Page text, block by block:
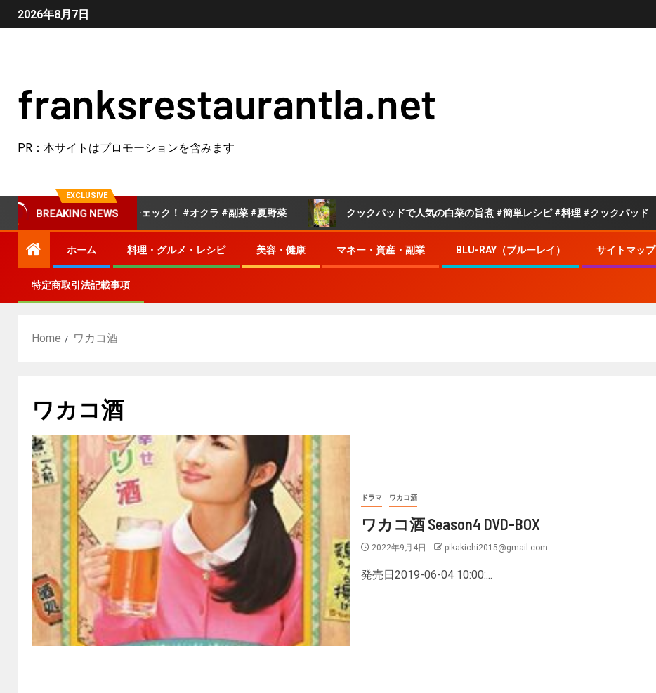
2026年8月7日
franksrestaurantla.net
PR：本サイトはプロモーションを含みます
EXCLUSIVE
BREAKING NEWS
レシピは概要欄でチェック！ #オクラ #副菜 #夏野菜 クックパッドで人気の白菜の旨煮 #簡単レシピ #料理 #クックパッド
ホーム 料理・グルメ・レシピ 美容・健康 マネー・資産・副業 BLU-RAY（ブルーレイ） サイトマップ
特定商取引法記載事項
Home ワカコ酒
ワカコ酒
ドラマ ワカコ酒
ワカコ酒 Season4 DVD-BOX
2022年9月4日 pikakichi2015@gmail.com
発売日2019-06-04 10:00:...